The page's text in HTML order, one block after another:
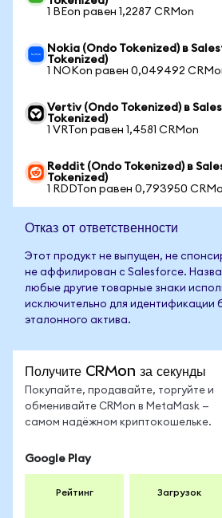
1 BEon равен 1,2287 CRMon
Nokia (Ondo Tokenized) в
Tokenized)
1 NOKon равен 0,049492
Vertiv (Ondo Tokenized) в
Tokenized)
1 VRTon равен 1,4581 CRMon
Reddit (Ondo Tokenized) в
Tokenized)
1 RDDTon равен 0,793950
Отказ от ответственности
Этот продукт не выпущен, не
не аффилирован с Salesforce.
любые другие товарные знаки
исключительно для идентификации
эталонного актива.
Получите CRMon за секунды
Покупайте, продавайте, торгуйте и
обменивайте CRMon в MetaMask —
самом надёжном криптокошельке.
Google Play
Рейтинг Загрузок